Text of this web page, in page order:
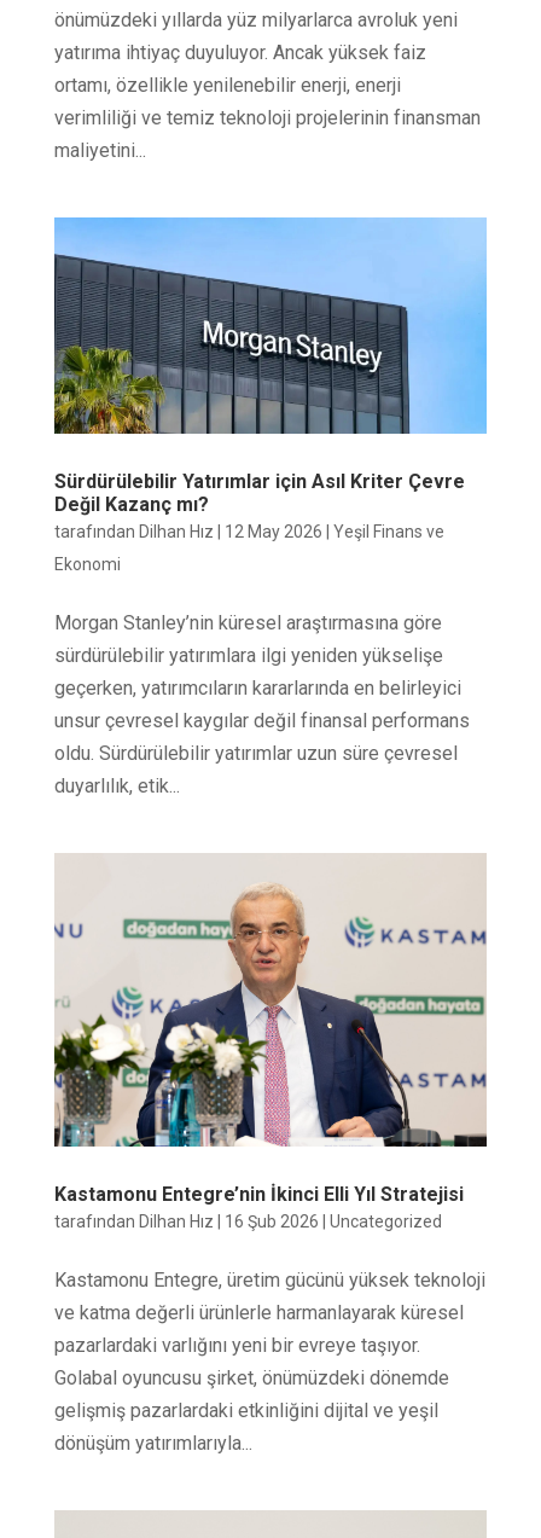
önümüzdeki yıllarda yüz milyarlarca avroluk yeni
yatırıma ihtiyaç duyuluyor. Ancak yüksek faiz
ortamı, özellikle yenilenebilir enerji, enerji
verimliliği ve temiz teknoloji projelerinin finansman
maliyetini...
Sürdürülebilir Yatırımlar için Asıl Kriter Çevre
Değil Kazanç mı?
tarafından Dilhan Hız 12 May 2026
Yeşil Finans ve
Ekonomi
Morgan Stanley’nin küresel araştırmasına göre
sürdürülebilir yatırımlara ilgi yeniden yükselişe
geçerken, yatırımcıların kararlarında en belirleyici
unsur çevresel kaygılar değil finansal performans
oldu. Sürdürülebilir yatırımlar uzun süre çevresel
duyarlılık, etik...
Kastamonu Entegre’nin İkinci Elli Yıl Stratejisi
tarafından Dilhan Hız 16 Şub 2026 Uncategorized
Kastamonu Entegre, üretim gücünü yüksek teknoloji
ve katma değerli ürünlerle harmanlayarak küresel
pazarlardaki varlığını yeni bir evreye taşıyor.
Golabal oyuncusu şirket, önümüzdeki dönemde
gelişmiş pazarlardaki etkinliğini dijital ve yeşil
dönüşüm yatırımlarıyla...